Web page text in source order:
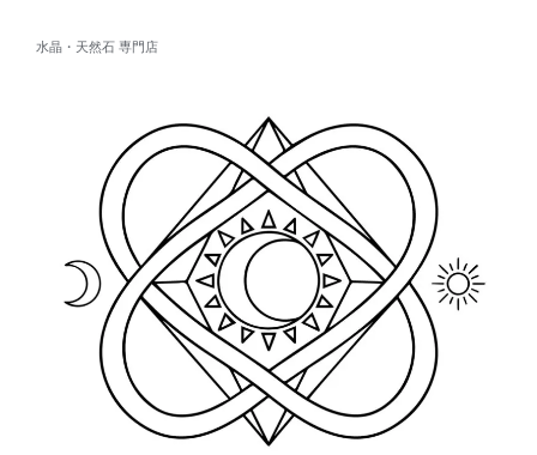
水晶・天然石 専門店